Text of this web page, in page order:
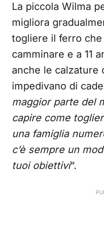
La piccola Wilma
migliora
togliere il ferro che
camminare e a 11
anche le calzature
impedivano di
maggior parte del
capire come
una famiglia
c’è sempre un
tuoi obiettivi“.